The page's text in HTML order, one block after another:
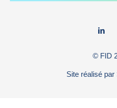
© FID
Site réalisé par